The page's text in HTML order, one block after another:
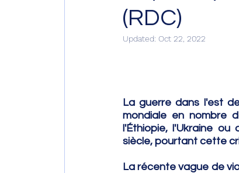
(RDC)
Updated: Oct 22, 2022
La guerre dans l'est
mondiale en nombre
l'Éthiopie, l'Ukraine
siècle, pourtant cette
La récente vague de